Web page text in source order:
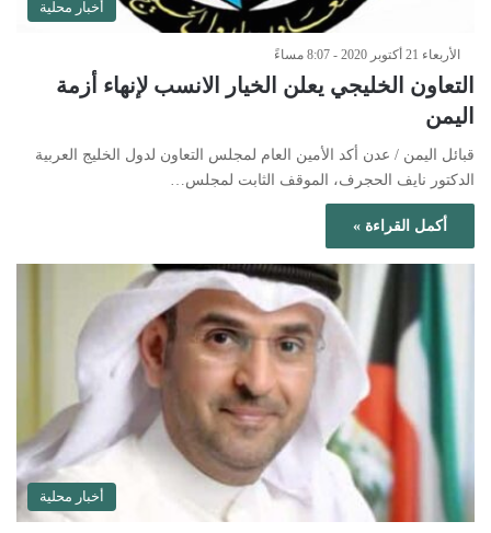
أخبار محلية
الأربعاء 21 أكتوبر 2020 - 8:07 مساءً
التعاون الخليجي يعلن الخيار الانسب لإنهاء أزمة
اليمن
قبائل اليمن / عدن أكد الأمين العام لمجلس التعاون لدول الخليج العربية
الدكتور نايف الحجرف، الموقف الثابت لمجلس…
أكمل القراءة »
أخبار محلية